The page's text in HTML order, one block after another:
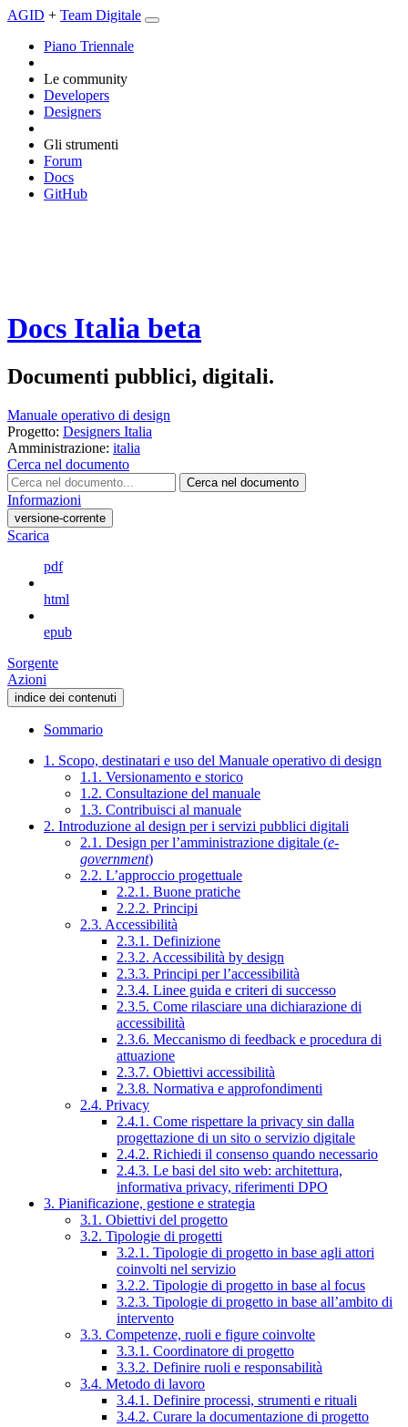
AGID + Team Digitale
Piano Triennale
Le community
Developers
Designers
Gli strumenti
Forum
Docs
GitHub
Docs Italia beta
Documenti pubblici, digitali.
Manuale operativo di design
Progetto: Designers Italia
Amministrazione: italia
Cerca nel documento
Cerca nel documento
Informazioni
versione-corrente
Scarica
pdf
html
epub
Sorgente
Azioni
indice dei contenuti
Sommario
1. Scopo, destinatari e uso del Manuale operativo di design
1.1. Versionamento e storico
1.2. Consultazione del manuale
1.3. Contribuisci al manuale
2. Introduzione al design per i servizi pubblici digitali
2.1. Design per l’amministrazione digitale (e-
government)
2.2. L’approccio progettuale
2.2.1. Buone pratiche
2.2.2. Principi
2.3. Accessibilità
2.3.1. Definizione
2.3.2. Accessibilità by design
2.3.3. Principi per l’accessibilità
2.3.4. Linee guida e criteri di successo
2.3.5. Come rilasciare una dichiarazione di
accessibilità
2.3.6. Meccanismo di feedback e procedura di
attuazione
2.3.7. Obiettivi accessibilità
2.3.8. Normativa e approfondimenti
2.4. Privacy
2.4.1. Come rispettare la privacy sin dalla
progettazione di un sito o servizio digitale
2.4.2. Richiedi il consenso quando necessario
2.4.3. Le basi del sito web: architettura,
informativa privacy, riferimenti DPO
3. Pianificazione, gestione e strategia
3.1. Obiettivi del progetto
3.2. Tipologie di progetti
3.2.1. Tipologie di progetto in base agli attori
coinvolti nel servizio
3.2.2. Tipologie di progetto in base al focus
3.2.3. Tipologie di progetto in base all’ambito di
intervento
3.3. Competenze, ruoli e figure coinvolte
3.3.1. Coordinatore di progetto
3.3.2. Definire ruoli e responsabilità
3.4. Metodo di lavoro
3.4.1. Definire processi, strumenti e rituali
3.4.2. Curare la documentazione di progetto